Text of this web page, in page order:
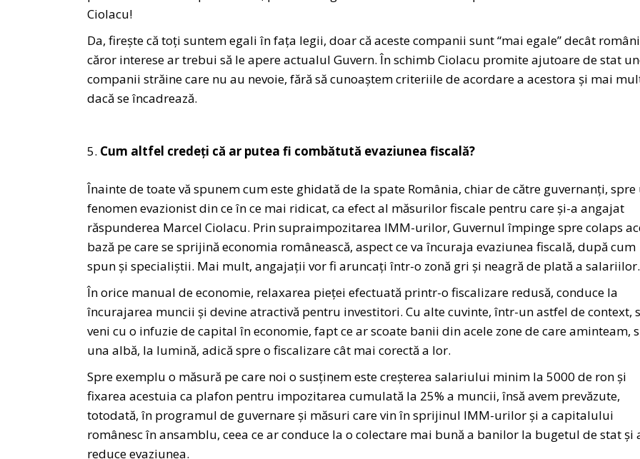
Ciolacu!
Da, firește că toți suntem egali în fața legii, doar că aceste companii sunt “mai egale” decât
căror interese ar trebui să le apere actualul Guvern. În schimb Ciolacu promite ajutoare de stat
companii străine care nu au nevoie, fără să cunoaștem criteriile de acordare a acestora și mai
dacă se încadrează.
Cum altfel credeți că ar putea fi combătută evaziunea fiscală?
Înainte de toate vă spunem cum este ghidată de la spate România, chiar de către guvernanți, spre
fenomen evazionist din ce în ce mai ridicat, ca efect al măsurilor fiscale pentru care și-a angajat
răspunderea Marcel Ciolacu. Prin supraimpozitarea IMM-urilor, Guvernul împinge spre colaps
bază pe care se sprijină economia românească, aspect ce va încuraja evaziunea fiscală, după cum
spun și specialiștii. Mai mult, angajații vor fi aruncați într-o zonă gri și neagră de plată a salariilor.
În orice manual de economie, relaxarea pieței efectuată printr-o fiscalizare redusă, conduce la
încurajarea muncii și devine atractivă pentru investitori. Cu alte cuvinte, într-un astfel de context,
veni cu o infuzie de capital în economie, fapt ce ar scoate banii din acele zone de care aminteam,
una albă, la lumină, adică spre o fiscalizare cât mai corectă a lor.
Spre exemplu o măsură pe care noi o susținem este creșterea salariului minim la 5000 de ron și
fixarea acestuia ca plafon pentru impozitarea cumulată la 25% a muncii, însă avem prevăzute,
totodată, în programul de guvernare și măsuri care vin în sprijinul IMM-urilor și a capitalului
românesc în ansamblu, ceea ce ar conduce la o colectare mai bună a banilor la bugetul de stat și
reduce evaziunea.